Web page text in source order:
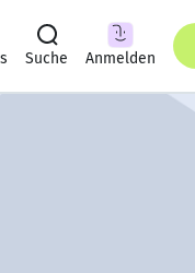
Suche Anmelden